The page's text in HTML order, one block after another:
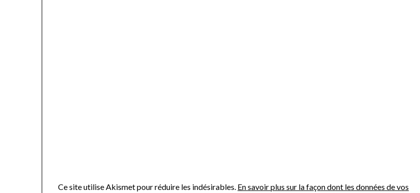
Ce site utilise Akismet pour réduire les indésirables. En savoir plus sur la façon dont les données de vos